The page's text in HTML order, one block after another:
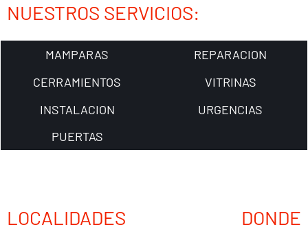
NUESTROS SERVICIOS:
MAMPARAS
REPARACION
CERRAMIENTOS
VITRINAS
INSTALACION
URGENCIAS
PUERTAS
LOCALIDADES DONDE